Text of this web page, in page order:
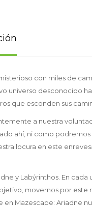
con miles de
universo desconocido
que esconden sus
a nuestra
ahí, ni como podremos
locura en este
y Labýrinthos. En cada
movernos por
Mazescape: Ariadne